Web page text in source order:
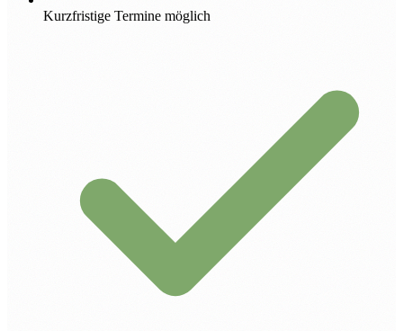
Kurzfristige Termine möglich